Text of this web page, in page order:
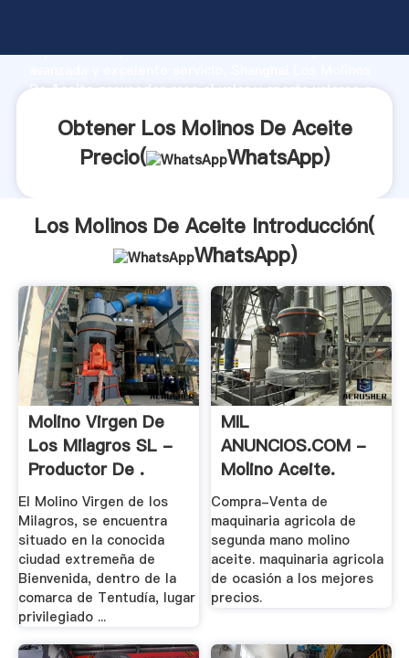
capacidad de producción, fuerza de investigación
De Aceite proveedor crea el valor y aporta valores a
Obtener Los Molinos De Aceite
Precio(
WhatsApp)
Los Molinos De Aceite Introducción(
WhatsApp)
Molino Virgen De
Los Milagros SL -
Productor De .
El Molino Virgen de los
Milagros, se encuentra
situado en la conocida
ciudad extremeña de
Bienvenida, dentro de la
comarca de Tentudía, lugar
privilegiado ...
MIL
ANUNCIOS.COM -
Molino Aceite.
Maquinaria .
Compra-Venta de
maquinaria agricola de
segunda mano molino
aceite. maquinaria agricola
de ocasión a los mejores
precios.